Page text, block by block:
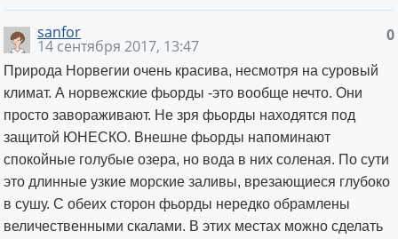
0
sanfor
14 сентября 2017, 13:47
Природа Норвегии очень красива, несмотря на суровый
климат. А норвежские фьорды -это вообще нечто. Они
просто завораживают. Не зря фьорды находятся под
защитой ЮНЕСКО. Внешне фьорды напоминают
спокойные голубые озера, но вода в них соленая. По сути
это длинные узкие морские заливы, врезающиеся глубоко
в сушу. С обеих сторон фьорды нередко обрамлены
величественными скалами. В этих местах можно сделать